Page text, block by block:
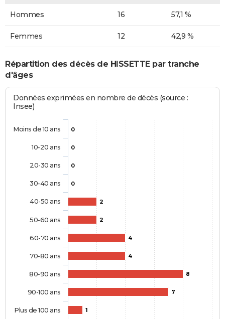
Hommes 16 57,1 %
Femmes 12 42,9 %
Répartition des décès de HISSETTE par tranche
d'âges
Données exprimées en nombre de décès (source :
Insee)
0
0
0
0
2
2
4
4
8
7
1
Moins de 10 ans
10-20 ans
20-30 ans
30-40 ans
40-50 ans
50-60 ans
60-70 ans
70-80 ans
80-90 ans
90-100 ans
Plus de 100 ans